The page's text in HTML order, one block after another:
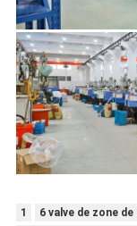
1
6 valve de zone